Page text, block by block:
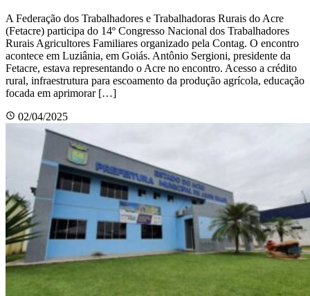
A Federação dos Trabalhadores e Trabalhadoras Rurais do Acre
(Fetacre) participa do 14º Congresso Nacional dos Trabalhadores
Rurais Agricultores Familiares organizado pela Contag. O encontro
acontece em Luziânia, em Goiás. Antônio Sergioni, presidente da
Fetacre, estava representando o Acre no encontro. Acesso a crédito
rural, infraestrutura para escoamento da produção agrícola, educação
focada em aprimorar […]
02/04/2025